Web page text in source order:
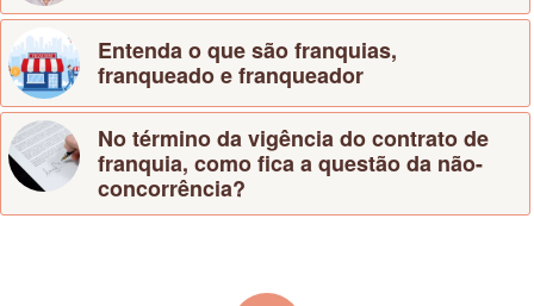
Entenda o que são franquias,
franqueado e franqueador
No término da vigência do contrato de
franquia, como fica a questão da não-
concorrência?